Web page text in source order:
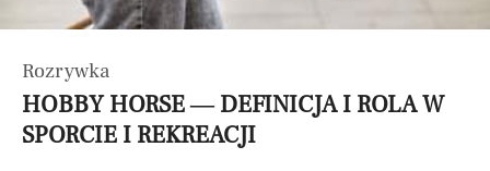
Rozrywka
HOBBY HORSE — DEFINICJA I ROLA W
SPORCIE I REKREACJI